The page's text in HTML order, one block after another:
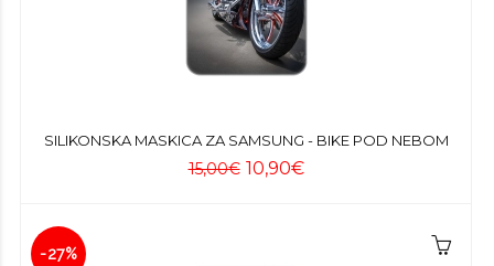
SILIKONSKA MASKICA ZA SAMSUNG - BIKE POD NEBOM
15,00€ 10,90€
-27%